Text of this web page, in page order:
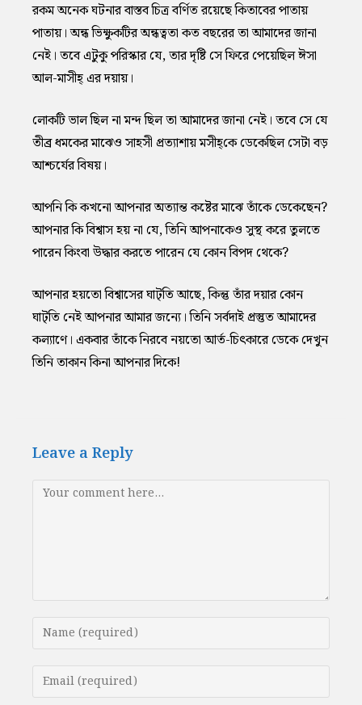
রকম অনেক ঘটনার বাস্তব চিত্র বর্ণিত রয়েছে কিতাবের পাতায়
পাতায়। অন্ধ ভিক্ষুকটির অন্ধত্বতা কত বছরের তা আমাদের জানা
নেই। তবে এটুকু পরিস্কার যে, তার দৃষ্টি সে ফিরে পেয়েছিল ঈসা
আল-মাসীহ্‌ এর দয়ায়।
লোকটি ভাল ছিল না মন্দ ছিল তা আমাদের জানা নেই। তবে সে যে
তীব্র ধমকের মাঝেও সাহসী প্রত্যাশায় মসীহ্‌কে ডেকেছিল সেটা বড়
আশ্চর্যের বিষয়।
আপনি কি কখনো আপনার অত্যান্ত কষ্টের মাঝে তাঁকে ডেকেছেন?
আপনার কি বিশ্বাস হয় না যে, তিনি আপনাকেও সুস্থ করে তুলতে
পারেন কিংবা উদ্ধার করতে পারেন যে কোন বিপদ থেকে?
আপনার হয়তো বিশ্বাসের ঘাট্‌তি আছে, কিন্তু তাঁর দয়ার কোন
ঘাট্‌তি নেই আপনার আমার জন্যে। তিনি সর্বদাই প্রস্তুত আমাদের
কল্যাণে। একবার তাঁকে নিরবে নয়তো আর্ত-চিৎকারে ডেকে দেখুন
তিনি তাকান কিনা আপনার দিকে!
Leave a Reply
Comment
Enter
your
name
or
Enter
your